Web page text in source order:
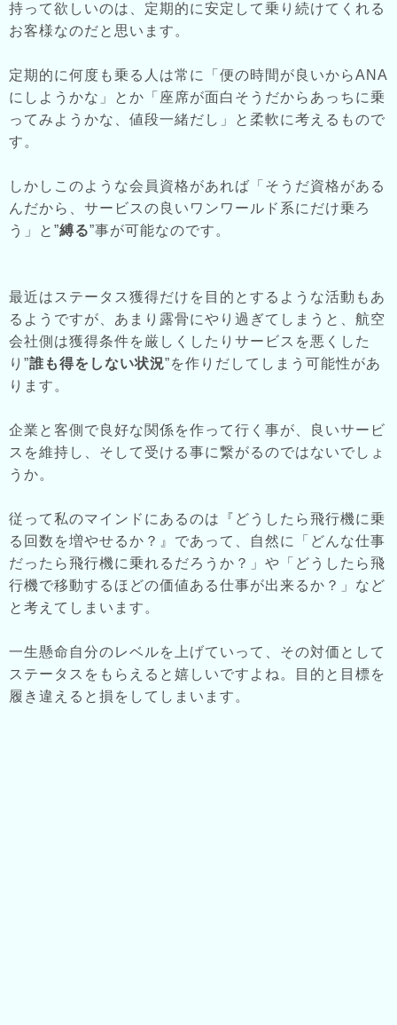
持って欲しいのは、定期的に安定して乗り続けてくれる
お客様なのだと思います。
定期的に何度も乗る人は常に「便の時間が良いからANA
にしようかな」とか「座席が面白そうだからあっちに乗
ってみようかな、値段一緒だし」と柔軟に考えるもので
す。
しかしこのような会員資格があれば「そうだ資格がある
んだから、サービスの良いワンワールド系にだけ乗ろ
う」と”縛る”事が可能なのです。
最近はステータス獲得だけを目的とするような活動もあ
るようですが、あまり露骨にやり過ぎてしまうと、航空
会社側は獲得条件を厳しくしたりサービスを悪くした
り”誰も得をしない状況”を作りだしてしまう可能性があ
ります。
企業と客側で良好な関係を作って行く事が、良いサービ
スを維持し、そして受ける事に繋がるのではないでしょ
うか。
従って私のマインドにあるのは『どうしたら飛行機に乗
る回数を増やせるか？』であって、自然に「どんな仕事
だったら飛行機に乗れるだろうか？」や「どうしたら飛
行機で移動するほどの価値ある仕事が出来るか？」など
と考えてしまいます。
一生懸命自分のレベルを上げていって、その対価として
ステータスをもらえると嬉しいですよね。目的と目標を
履き違えると損をしてしまいます。